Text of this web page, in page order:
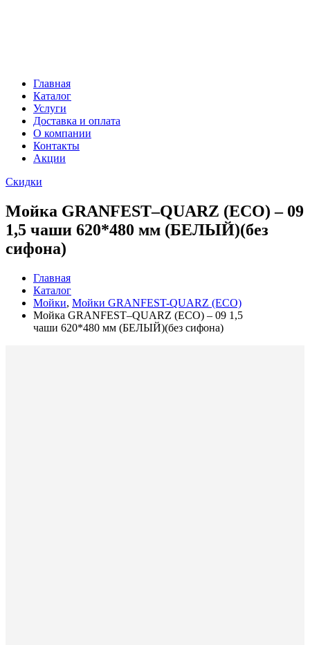
Главная
Каталог
Услуги
Доставка и оплата
О компании
Контакты
Акции
Скидки
Мойка GRANFEST–QUARZ (ECO) – 09
1,5 чаши 620*480 мм (БЕЛЫЙ)(без
сифона)
Главная
Каталог
Мойки, Мойки GRANFEST-QUARZ (ECO)
Мойка GRANFEST–QUARZ (ECO) – 09 1,5
чаши 620*480 мм (БЕЛЫЙ)(без сифона)